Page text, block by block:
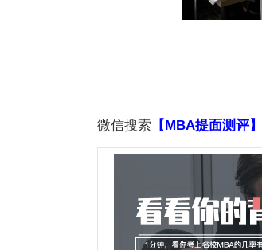
微信搜索 【MBA提面测评】